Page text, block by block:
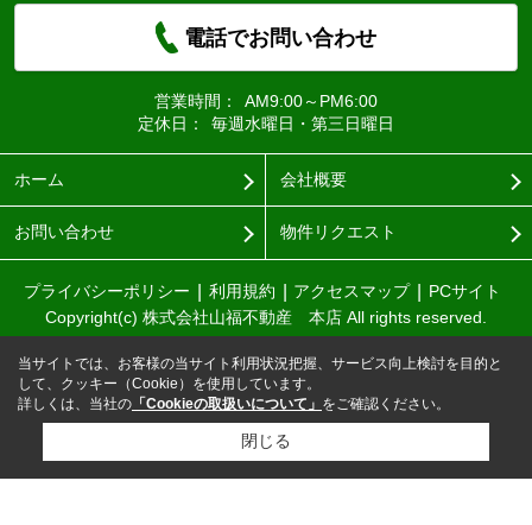
電話でお問い合わせ
営業時間：
AM9:00～PM6:00
定休日：
毎週水曜日・第三日曜日
ホーム 会社概要
お問い合わせ 物件リクエスト
プライバシーポリシー 利用規約 アクセスマップ
PCサイト
Copyright(c) 株式会社山福不動産 本店 All rights reserved.
当サイトでは、お客様の当サイト利用状況把握、サービス向上検討を目的と
して、クッキー（Cookie）を使用しています。
詳しくは、当社の 「Cookieの取扱いについて」 をご確認ください。
閉じる